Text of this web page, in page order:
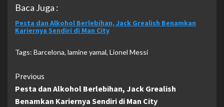
Baca Juga :
Pesta dan Alkohol Berlebihan, Jack Grealish Benamkan
Kariernya Sendiri di Man City
Tags: Barcelona, lamine yamal, Lionel Messi
Continue
Reading
Previous
Pesta dan Alkohol Berlebihan, Jack Grealish
Benamkan Kariernya Sendiri di Man City